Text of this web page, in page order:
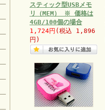
スティック型USBメモ
リ（MEM） ※ 価格は
4GB/100個の場合
1,724円 (税込 1,896
円)